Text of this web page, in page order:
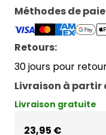
Méthodes de
Retours:
30 jours pour
Livraison à partir
Livraison gratuite
23,95 €